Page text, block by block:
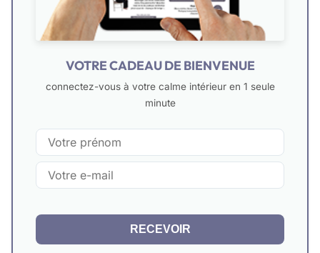
VOTRE CADEAU DE BIENVENUE
connectez-vous à votre calme intérieur en 1 seule
minute
RECEVOIR